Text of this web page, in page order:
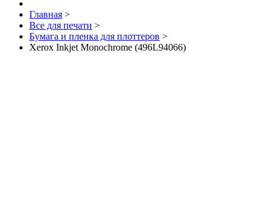
Главная >
Все для печати >
Бумага и пленка для плоттеров >
Xerox Inkjet Monochrome (496L94066)